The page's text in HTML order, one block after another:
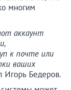
многим
аккаунт
к почте или
ваших
Игорь Бедеров.